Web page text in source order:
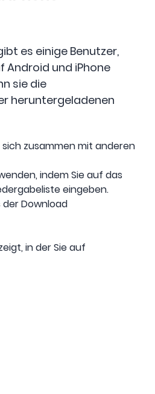
es einige Benutzer,
Android und iPhone
sie die
heruntergeladenen
zusammen mit anderen
indem Sie auf das
eingeben.
Download
in der Sie auf